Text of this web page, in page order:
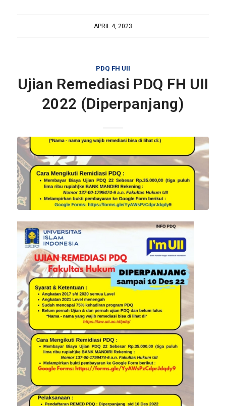
APRIL 4, 2023
PDQ FH UII
Ujian Remediasi PDQ FH UII
2022 (Diperpanjang)